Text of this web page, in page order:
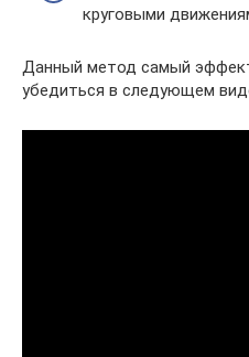
круговыми
Данный метод самый
убедиться в следующем